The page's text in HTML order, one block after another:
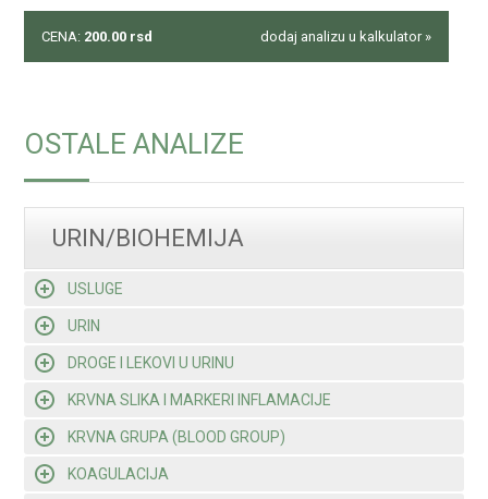
CENA: 200.00 rsd dodaj analizu u kalkulator »
OSTALE ANALIZE
URIN/BIOHEMIJA
USLUGE
URIN
DROGE I LEKOVI U URINU
KRVNA SLIKA I MARKERI INFLAMACIJE
KRVNA GRUPA (BLOOD GROUP)
KOAGULACIJA